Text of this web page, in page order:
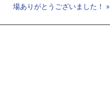
場ありがとうございました！
»